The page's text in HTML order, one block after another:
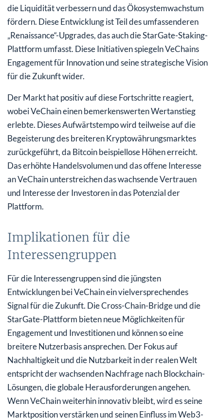
die Liquidität verbessern und das Ökosystemwachstum
fördern. Diese Entwicklung ist Teil des umfassenderen
„Renaissance“-Upgrades, das auch die StarGate-Staking-
Plattform umfasst. Diese Initiativen spiegeln VeChains
Engagement für Innovation und seine strategische Vision
für die Zukunft wider.
Der Markt hat positiv auf diese Fortschritte reagiert,
wobei VeChain einen bemerkenswerten Wertanstieg
erlebte. Dieses Aufwärtstempo wird teilweise auf die
Begeisterung des breiteren Kryptowährungsmarktes
zurückgeführt, da Bitcoin beispiellose Höhen erreicht.
Das erhöhte Handelsvolumen und das offene Interesse
an VeChain unterstreichen das wachsende Vertrauen
und Interesse der Investoren in das Potenzial der
Plattform.
Implikationen für die
Interessengruppen
Für die Interessengruppen sind die jüngsten
Entwicklungen bei VeChain ein vielversprechendes
Signal für die Zukunft. Die Cross-Chain-Bridge und die
StarGate-Plattform bieten neue Möglichkeiten für
Engagement und Investitionen und können so eine
breitere Nutzerbasis ansprechen. Der Fokus auf
Nachhaltigkeit und die Nutzbarkeit in der realen Welt
entspricht der wachsenden Nachfrage nach Blockchain-
Lösungen, die globale Herausforderungen angehen.
Wenn VeChain weiterhin innovativ bleibt, wird es seine
Marktposition verstärken und seinen Einfluss im Web3-